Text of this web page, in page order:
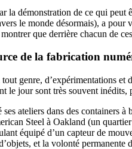
la démonstration de ce qui peut
le monde désormais), a
que derrière chacun de
de la fabrication
genre, d’expérimentations
le jour sont très souvent
ateliers dans des containers à
Steel à Oakland (un
équipé d’un capteur de
et la volonté